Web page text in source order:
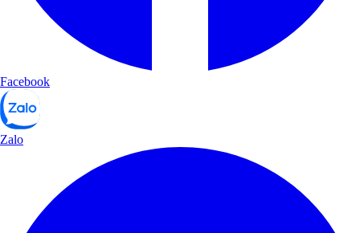
Facebook
Zalo